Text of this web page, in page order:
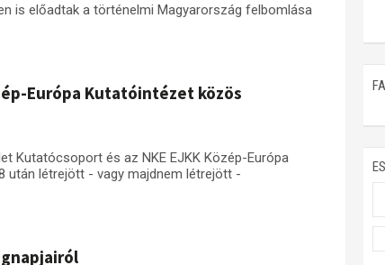
is előadtak a történelmi Magyarország felbomlása
Európa Kutatóintézet közös
Kutatócsoport és az NKE EJKK Közép-Európa
után létrejött - vagy majdnem létrejött -